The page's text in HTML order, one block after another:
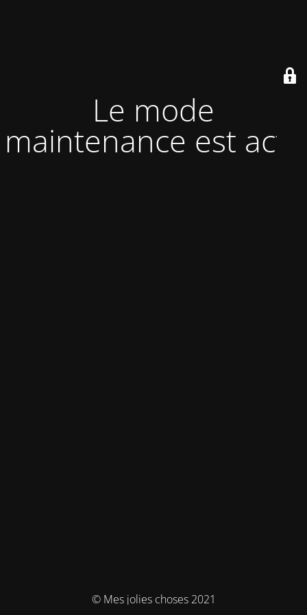
Le mode
maintenance est actif
© Mes jolies choses 2021